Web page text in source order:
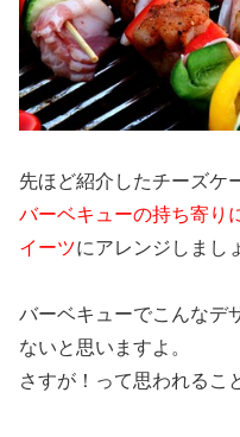
先ほど紹介したチーズケ
バーベキューの持ち寄り
イーツにアレンジしまし
バーベキューでこんなデ
ないと思いますよ。
さすが！って思われるこ